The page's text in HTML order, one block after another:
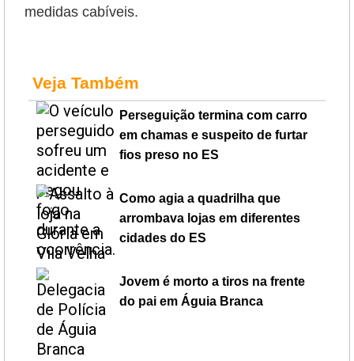
medidas cabíveis.
Veja Também
Perseguição termina com carro
em chamas e suspeito de furtar
fios preso no ES
Como agia a quadrilha que
arrombava lojas em diferentes
cidades do ES
Jovem é morto a tiros na frente
do pai em Águia Branca